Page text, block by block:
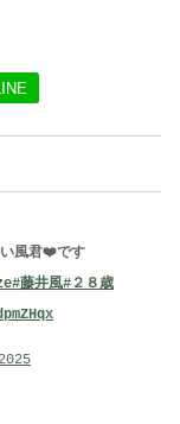
い風君❤️です
#藤井風#２８歳